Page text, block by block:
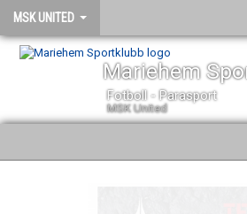
MSK UNITED
Mariehem
Fotboll - Parasport
MSK United